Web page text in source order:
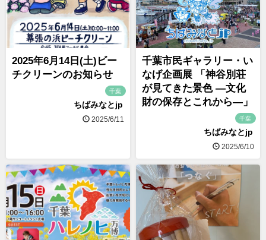
2025年6月14日(土)ビー
チクリーンのお知らせ
千葉
ちばみなとjp
2025/6/11
千葉市民ギャラリー・い
なげ企画展 「神谷別荘
が見てきた景色 ―文化
財の保存とこれから―」
千葉
ちばみなとjp
2025/6/10